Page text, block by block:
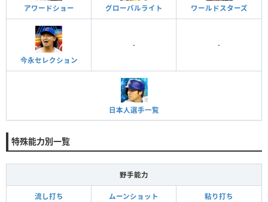
アワードショー グローバルライト ワールドスターズ
今永セレクション
- -
日本人選手一覧
特殊能力別一覧
野手能力
流し打ち ムーンショット 粘り打ち